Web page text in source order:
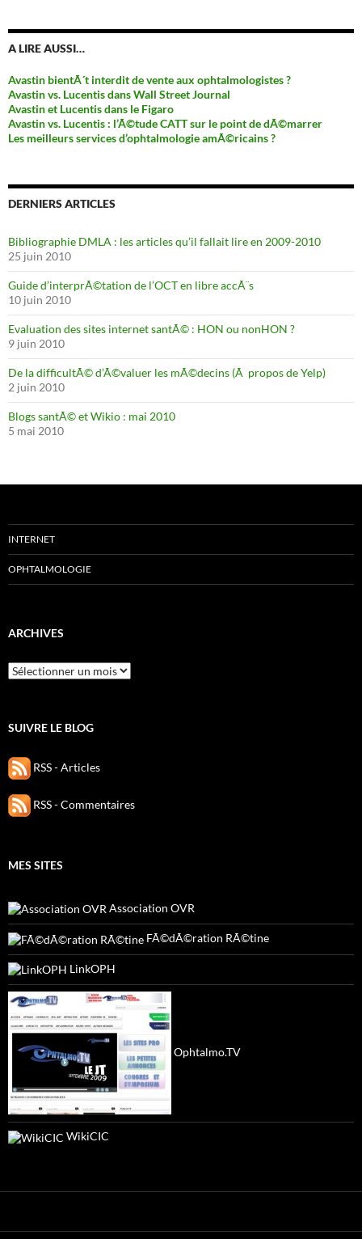
A LIRE AUSSI…
Avastin bientÃ´t interdit de vente aux ophtalmologistes ?
Avastin vs. Lucentis dans Wall Street Journal
Avastin et Lucentis dans le Figaro
Avastin vs. Lucentis : l’Ã©tude CATT sur le point de dÃ©marrer
Les meilleurs services d’ophtalmologie amÃ©ricains ?
DERNIERS ARTICLES
Bibliographie DMLA : les articles qu’il fallait lire en 2009-2010
25 juin 2010
Guide d’interprÃ©tation de l’OCT en libre accÃ¨s
10 juin 2010
Evaluation des sites internet santÃ© : HON ou nonHON ?
9 juin 2010
De la difficultÃ© d’Ã©valuer les mÃ©decins (Ã propos de Yelp)
2 juin 2010
Blogs santÃ© et Wikio : mai 2010
5 mai 2010
INTERNET
OPHTALMOLOGIE
ARCHIVES
Archives
SUIVRE LE BLOG
RSS - Articles
RSS - Commentaires
MES SITES
Association OVR
FÃ©dÃ©ration RÃ©tine
LinkOPH
Ophtalmo.TV
WikiCIC